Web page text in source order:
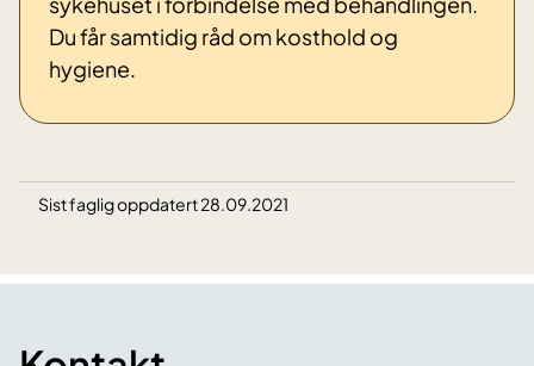
Du får samtidig råd om kosthold og
hygiene.
Sist faglig oppdatert 28.09.2021